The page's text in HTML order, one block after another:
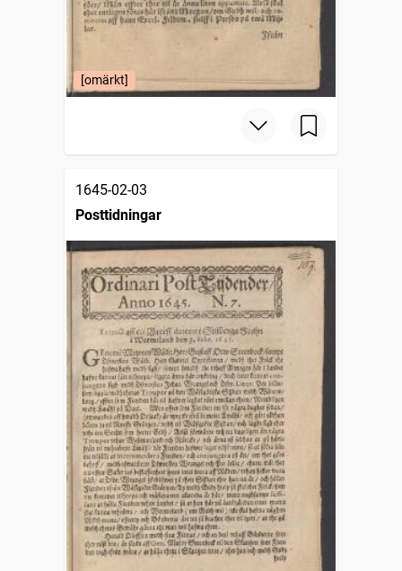
[omärkt]
1645-02-03
Posttidningar